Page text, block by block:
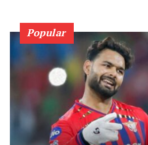
Popular